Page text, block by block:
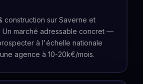
construction sur Saverne et
Un marché adressable concret —
à l'échelle nationale
agence à 10-20k€/mois.